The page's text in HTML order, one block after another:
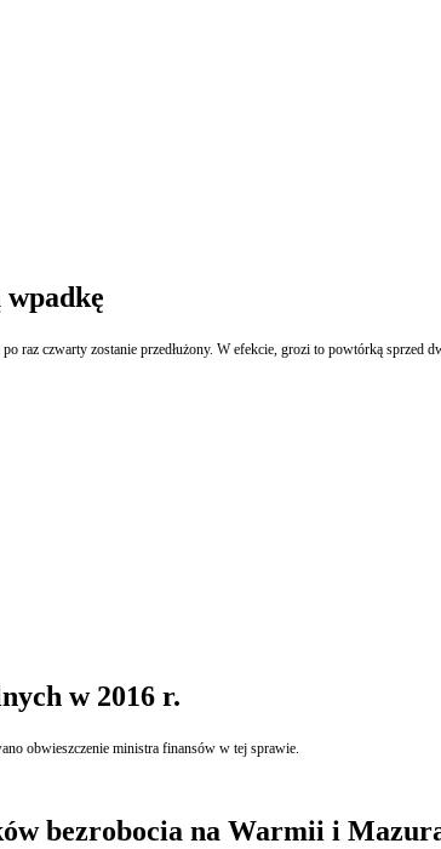
wpadkę
raz czwarty zostanie przedłużony. W efekcie, grozi to powtórką
w 2016 r.
obwieszczenie ministra finansów w tej sprawie.
bezrobocia na Warmii i